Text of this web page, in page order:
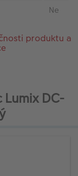
Ne
produktu a
DC-